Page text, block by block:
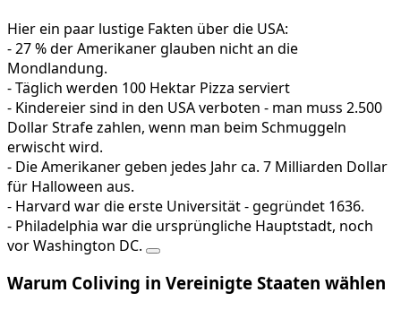
Hier ein paar lustige Fakten über die USA:
- 27 % der Amerikaner glauben nicht an die
Mondlandung.
- Täglich werden 100 Hektar Pizza serviert
- Kindereier sind in den USA verboten - man muss 2.500
Dollar Strafe zahlen, wenn man beim Schmuggeln
erwischt wird.
- Die Amerikaner geben jedes Jahr ca. 7 Milliarden Dollar
für Halloween aus.
- Harvard war die erste Universität - gegründet 1636.
- Philadelphia war die ursprüngliche Hauptstadt, noch
vor Washington DC.
Warum Coliving in Vereinigte Staaten wählen